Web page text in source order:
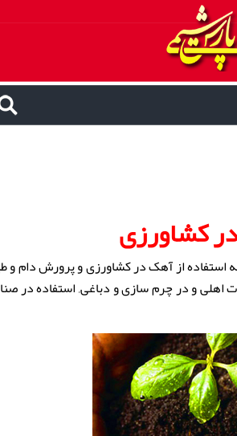
کشاورزی
استفاده از آهک در کشاورزی و پرورش دام
و در چرم سازی و دباغی, استفاده در